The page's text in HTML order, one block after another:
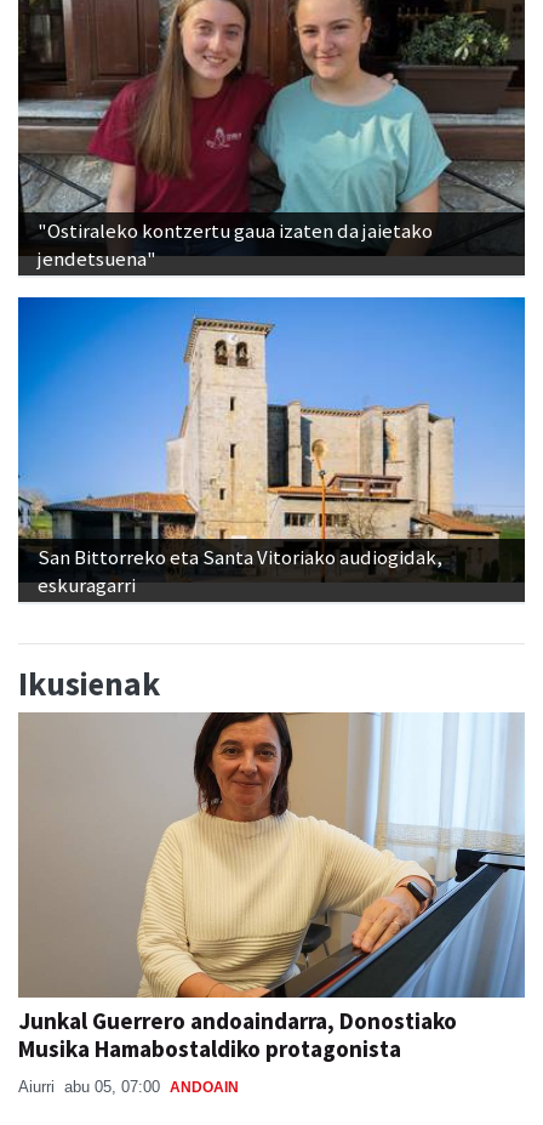
"Ostiraleko kontzertu gaua izaten da jaietako
jendetsuena"
San Bittorreko eta Santa Vitoriako audiogidak,
eskuragarri
Ikusienak
Junkal Guerrero andoaindarra, Donostiako
Musika Hamabostaldiko protagonista
Aiurri abu 05, 07:00 ANDOAIN